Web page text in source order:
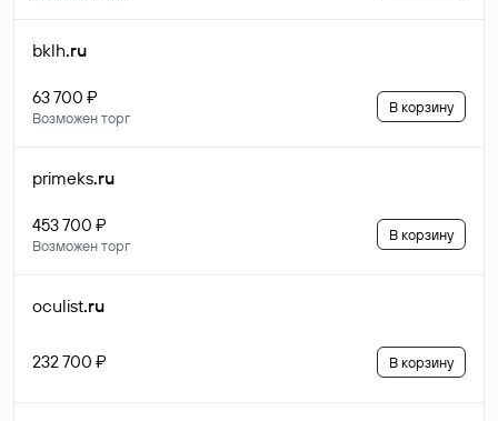
bklh.ru
63 700 ₽
Возможен торг
В корзину
primeks.ru
453 700 ₽
Возможен торг
В корзину
oculist.ru
232 700 ₽ В корзину